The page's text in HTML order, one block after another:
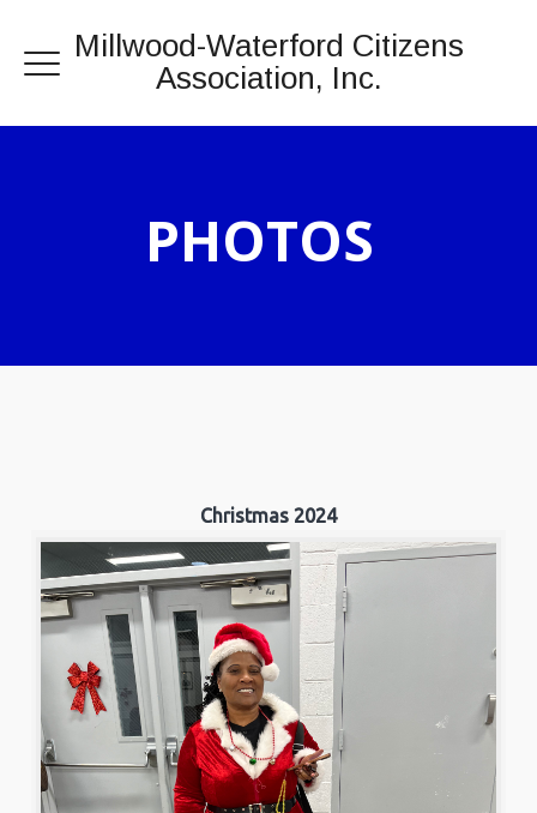
Millwood-Waterford Citizens
Association, Inc.
PHOTOS
Christmas 2024